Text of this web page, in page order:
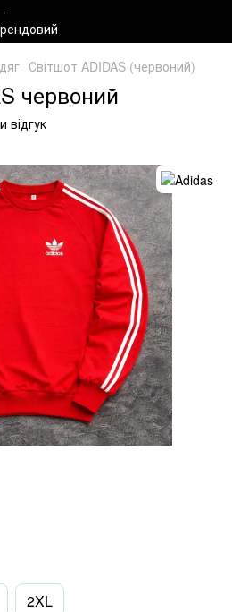
Світшот ADIDAS (червоний)
червоний
відгук
2XL